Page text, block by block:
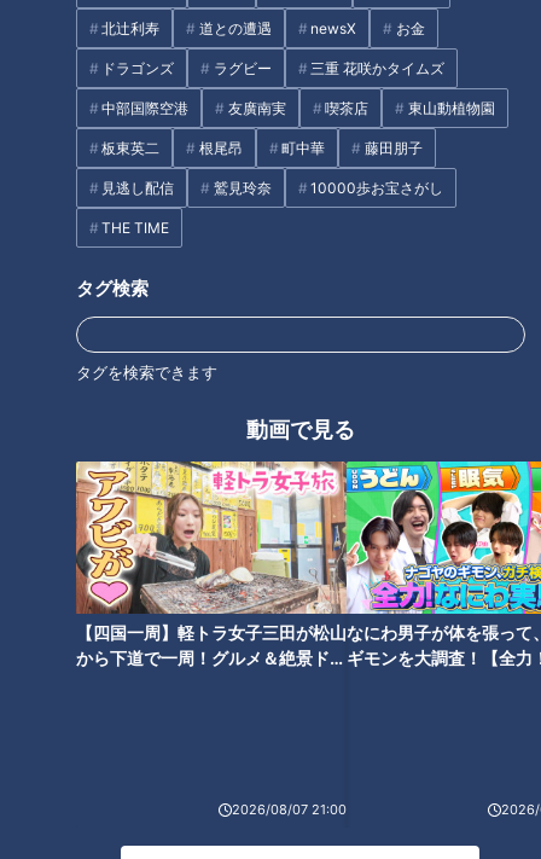
北辻利寿 道との遭遇 newsX お金
ドラゴンズ ラグビー 三重 花咲かタイムズ
中部国際空港 友廣南実 喫茶店 東山動植物園
板東英二 根尾昂 町中華 藤田朋子
見逃し配信 鷲見玲奈 10000歩お宝さがし
THE TIME
タグ検索
タグを検索できます
動画で見る
【四国一周】軽トラ女子三田が松山
から下道で一周！グルメ＆絶景ドラ
2026/08/07 21:00
なにわ男子が体を張って
ギモンを大調査！【全力
2026/
ほぼ岐阜・美濃市だけ愛されフ
ード『末広堂美濃アイス』をい
ただきます！【チャント！】
ほぼ愛知・春日井市だけ愛され
フード『ハオユー麺』をいただ
きます！【チャント！】
タグ
オススメ関連コンテンツ
最高ランクは“1泊300万円”！？
超高級ホテルからコスパ最強の
オールインクルーシブホテルま
知る人ぞ知る“愛知のナイアガ
ラ”！？夏しか見られない光の芸
術も 今行くべき“真夏の絶景ひ
“超豪華フルコース付き”の1棟貸 黒毛和牛カルビが390円！？名